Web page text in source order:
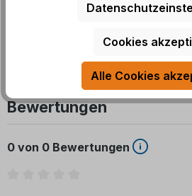
bedienen lange LebMehr
Bewertungen
0 von 0 Bewertungen
Cookies
Alle Cookies